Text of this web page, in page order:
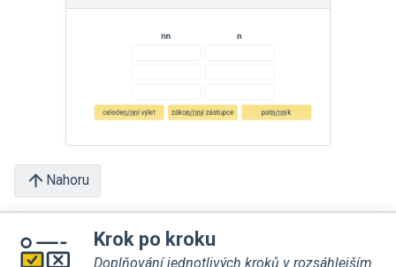
Nahoru
Krok po kroku
Doplňování jednotlivých kroků v rozsáhlejším